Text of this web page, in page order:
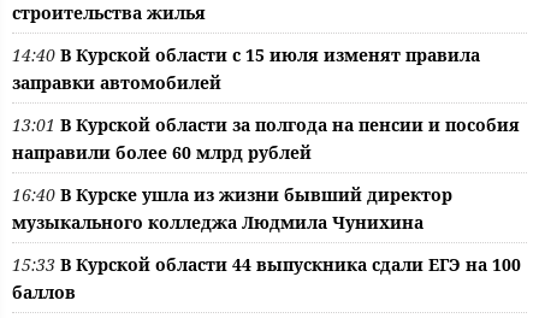
строительства жилья
14:40 В Курской области с 15 июля изменят правила
заправки автомобилей
13:01 В Курской области за полгода на пенсии и пособия
направили более 60 млрд рублей
16:40 В Курске ушла из жизни бывший директор
музыкального колледжа Людмила Чунихина
15:33 В Курской области 44 выпускника сдали ЕГЭ на 100
баллов